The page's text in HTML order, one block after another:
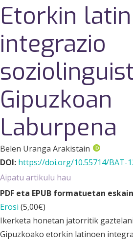
Etorkin
integrazio
Gipuzkoan
Laburpena
Belen Uranga Arakistain
DOI: https://doi.org/10.55714/BAT-
Aipatu artikulu hau
PDF eta EPUB formatuetan
Erosi (5,00€)
Ikerketa honetan jatorritik
Gipuzkoako etorkin latinoen